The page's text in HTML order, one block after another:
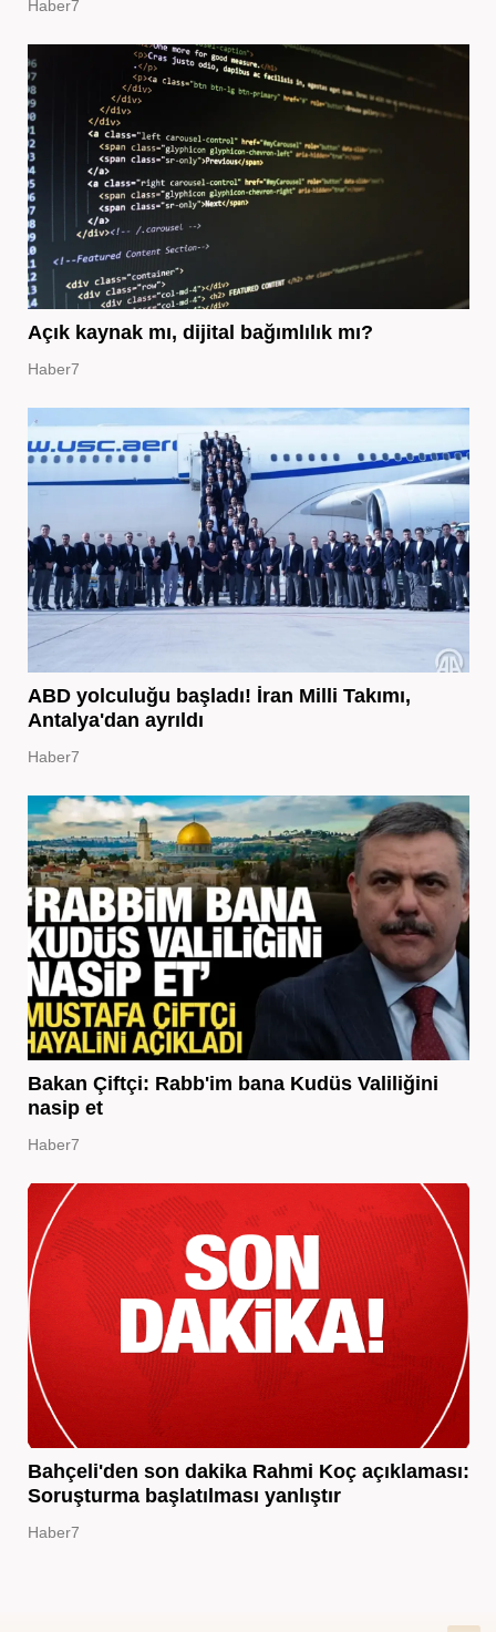
Haber7
Açık kaynak mı, dijital bağımlılık mı?
Haber7
ABD yolculuğu başladı! İran Milli Takımı,
Antalya'dan ayrıldı
Haber7
Bakan Çiftçi: Rabb'im bana Kudüs Valiliğini
nasip et
Haber7
Bahçeli'den son dakika Rahmi Koç açıklaması:
Soruşturma başlatılması yanlıştır
Haber7